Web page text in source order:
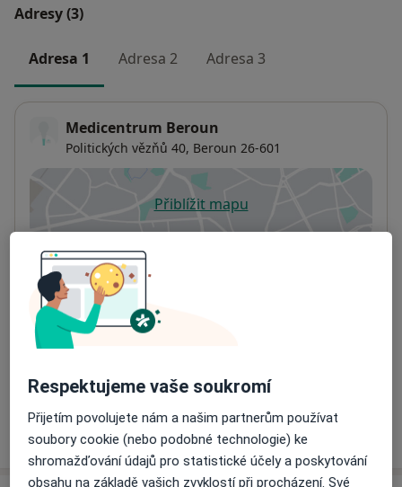
Adresy (3)
Adresa 1 Adresa 2 Adresa 3
Medicentrum Beroun
Politických vězňů 40, Beroun 26-601
Přiblížit mapuse otevře v nové záložce
Dostupnost
Na této adrese online kalendář není aktivní
Co mám v takové situaci udělat?
Způsoby platby (soukromé návštěvy)
Detaily
Víceo adrese
Respektujeme vaše soukromí
Přijetím povolujete nám a našim partnerům používat
soubory cookie (nebo podobné technologie) ke
shromažďování údajů pro statistické účely a poskytování
obsahu na základě vašich zvyklostí při procházení. Své